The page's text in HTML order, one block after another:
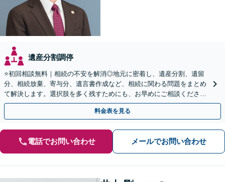
遺産分割調停
⭐️初回相談無料｜相続の不安を解消◎地元に密着し、遺産分割、遺留
分、相続放棄、寄与分、遺言書作成など、相続に関わる問題をまとめ
て解決します。選択肢を多く残すためにも、お早めにご相談ください
【休日・夜間面談OK】【駐車場あり】
料金表を見る
電話でお問い合わせ メールでお問い合わせ